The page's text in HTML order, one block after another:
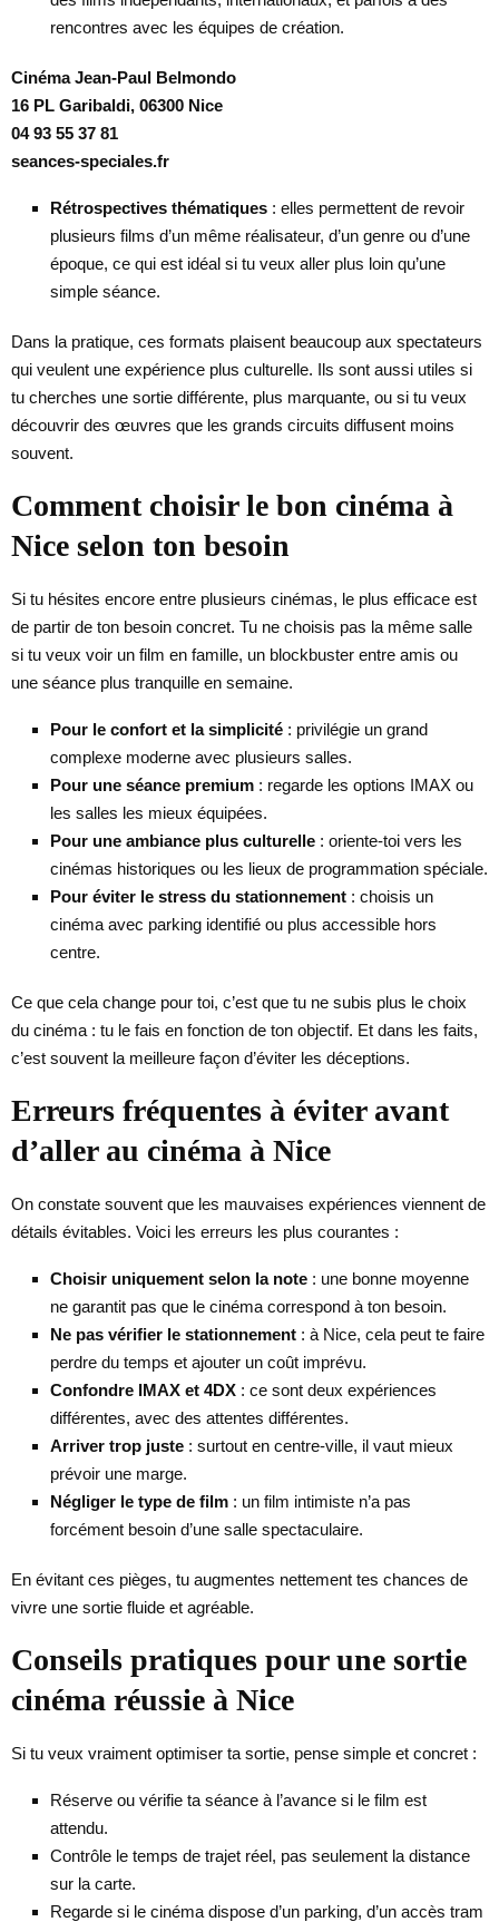
rencontres avec les équipes de création.
Cinéma Jean-Paul Belmondo
16 PL Garibaldi, 06300 Nice
04 93 55 37 81
seances-speciales.fr
Rétrospectives thématiques : elles permettent de revoir
plusieurs films d’un même réalisateur, d’un genre ou d’une
époque, ce qui est idéal si tu veux aller plus loin qu’une
simple séance.
Dans la pratique, ces formats plaisent beaucoup aux spectateurs
qui veulent une expérience plus culturelle. Ils sont aussi utiles si
tu cherches une sortie différente, plus marquante, ou si tu veux
découvrir des œuvres que les grands circuits diffusent moins
souvent.
Comment choisir le bon cinéma à
Nice selon ton besoin
Si tu hésites encore entre plusieurs cinémas, le plus efficace est
de partir de ton besoin concret. Tu ne choisis pas la même salle
si tu veux voir un film en famille, un blockbuster entre amis ou
une séance plus tranquille en semaine.
Pour le confort et la simplicité : privilégie un grand
complexe moderne avec plusieurs salles.
Pour une séance premium : regarde les options IMAX ou
les salles les mieux équipées.
Pour une ambiance plus culturelle : oriente-toi vers les
cinémas historiques ou les lieux de programmation spéciale.
Pour éviter le stress du stationnement : choisis un
cinéma avec parking identifié ou plus accessible hors
centre.
Ce que cela change pour toi, c’est que tu ne subis plus le choix
du cinéma : tu le fais en fonction de ton objectif. Et dans les faits,
c’est souvent la meilleure façon d’éviter les déceptions.
Erreurs fréquentes à éviter avant
d’aller au cinéma à Nice
On constate souvent que les mauvaises expériences viennent de
détails évitables. Voici les erreurs les plus courantes :
Choisir uniquement selon la note : une bonne moyenne
ne garantit pas que le cinéma correspond à ton besoin.
Ne pas vérifier le stationnement : à Nice, cela peut te faire
perdre du temps et ajouter un coût imprévu.
Confondre IMAX et 4DX : ce sont deux expériences
différentes, avec des attentes différentes.
Arriver trop juste : surtout en centre-ville, il vaut mieux
prévoir une marge.
Négliger le type de film : un film intimiste n’a pas
forcément besoin d’une salle spectaculaire.
En évitant ces pièges, tu augmentes nettement tes chances de
vivre une sortie fluide et agréable.
Conseils pratiques pour une sortie
cinéma réussie à Nice
Si tu veux vraiment optimiser ta sortie, pense simple et concret :
Réserve ou vérifie ta séance à l’avance si le film est
attendu.
Contrôle le temps de trajet réel, pas seulement la distance
sur la carte.
Regarde si le cinéma dispose d’un parking, d’un accès tram